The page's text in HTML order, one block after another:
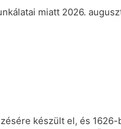
miatt 2026.
készült el, és